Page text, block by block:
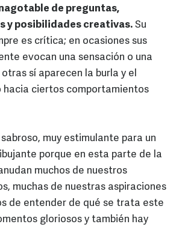
de preguntas,
y posibilidades creativas. Su
es crítica; en ocasiones sus
evocan una sensación o una
sí aparecen la burla y el
hacia ciertos comportamientos
sabroso, muy estimulante para un
porque en esta parte de la
muchos de nuestros
muchas de nuestras aspiraciones
de entender de qué se trata este
gloriosos y también hay